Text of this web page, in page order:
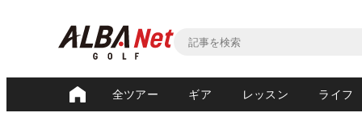
全ツアー ギア レッスン ライフ